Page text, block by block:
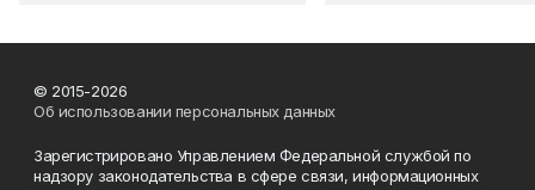
© 2015-2026
Об использовании персональных данных
Зарегистрировано Управлением Федеральной службой по
надзору законодательства в сфере связи, информационных